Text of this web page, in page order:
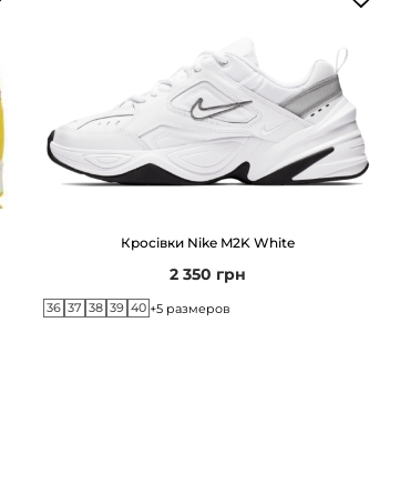
Кросівки Nike M2K White
2 350 грн
36 37 38 39 40 +5 размеров